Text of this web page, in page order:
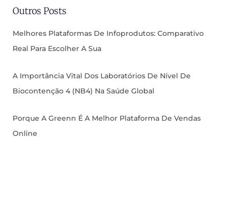
Outros Posts
Melhores Plataformas De Infoprodutos: Comparativo
Real Para Escolher A Sua
A Importância Vital Dos Laboratórios De Nível De
Biocontenção 4 (NB4) Na Saúde Global
Porque A Greenn É A Melhor Plataforma De Vendas
Online